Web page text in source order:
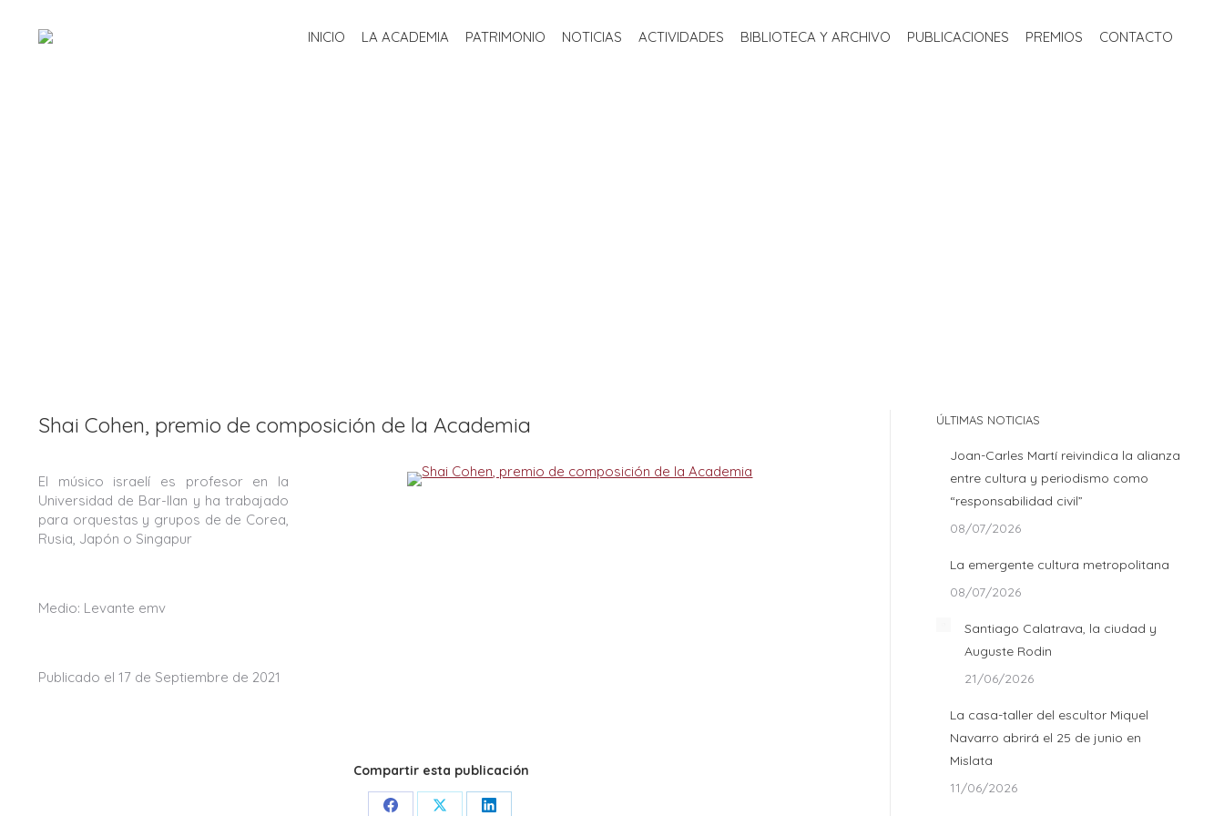
INICIO LA ACADEMIA PATRIMONIO NOTICIAS ACTIVIDADES BIBLIOTECA Y ARCHIVO PUBLICACIONES PREMIOS CONTACTO
Shai Cohen, premio de composición de la Academia
El músico israelí es profesor en la
Universidad de Bar-Ilan y ha trabajado
para orquestas y grupos de de Corea,
Rusia, Japón o Singapur
Medio: Levante emv
Publicado el 17 de Septiembre de 2021
Compartir esta publicación
ÚLTIMAS NOTICIAS
Joan-Carles Martí reivindica la alianza
entre cultura y periodismo como
“responsabilidad civil”
08/07/2026
La emergente cultura metropolitana
08/07/2026
Santiago Calatrava, la ciudad y
Auguste Rodin
21/06/2026
La casa-taller del escultor Miquel
Navarro abrirá el 25 de junio en
Mislata
11/06/2026
INICIO LA ACADEMIA PATRIMONIO NOTICIAS ACTIVIDADES BIBLIOTECA Y ARCHIVO PUBLICACIONES PREMIOS